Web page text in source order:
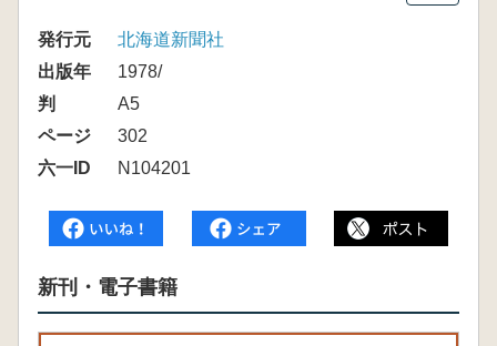
発行元
北海道新聞社
出版年
1978/
判
A5
ページ
302
六一ID
N104201
新刊・電子書籍